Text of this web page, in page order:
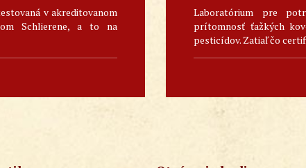
v akreditovanom
Schlierene, a to na
Laboratórium pre
prítomnosť ťažkých
pesticídov. Zatiaľ čo